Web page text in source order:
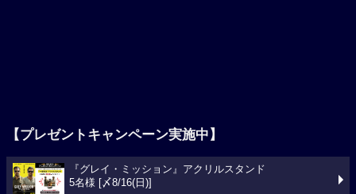
【プレゼントキャンペーン実施中】
『グレイ・ミッション』アクリルスタンド
5名様 [〆8/16(日)]